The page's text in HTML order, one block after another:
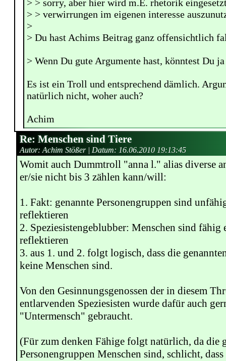
> > sorry, aber hier wird m.E. rhetorik
> > verwirrungen im eigenen interesse
>
> Du hast Achims Beitrag ganz offensichtlich
> Wenn Du gute Argumente hast, könntest Du
Es ist ein Troll und entsprechend dämlich.
natürlich nicht, woher auch?
Achim
Re: Menschen sind Tiere
Autor: Achim Stößer | Datum: 16.06.2010 19:13:45
Womit auch Dummtroll "anna l." alias diverse
er/sie nicht bis 3 zählen kann/will:
1. Fakt: genannte Personengruppen sind
reflektieren
2. Speziesistengeblubber: Menschen sind fähig
reflektieren
3. aus 1. und 2. folgt logisch, dass die
keine Menschen sind.
Von den Gesinnungsgenossen der in diesem
entlarvenden Speziesisten wurde dafür auch
"Untermensch" gebraucht.
(Für zum denken Fähige folgt natürlich, da die
Personengruppen Menschen sind, schlicht,